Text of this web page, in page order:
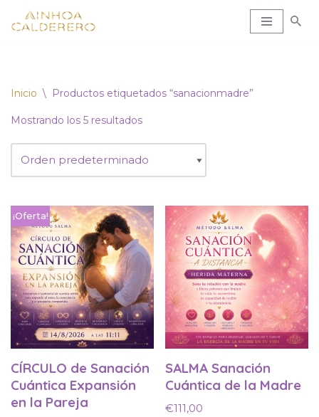
Inicio \ Productos etiquetados “sanacionmadre”
Mostrando los 5 resultados
¡Oferta!
CÍRCULO de Sanación
Cuántica Expansión
en la Pareja
SALMA Sanación
Cuántica de la Madre
€111,00